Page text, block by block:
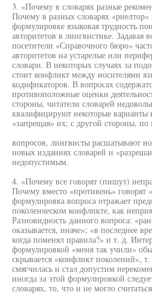
3. «Почему в словарях разные
Почему в разных словарях
формулировке языковая трудность
авторитетов в лингвистике. Задавая
посетители «Справочного бюро»
авторитетов на устарелые или
словари. В некоторых случаях за
стоит конфликт между носителями
кодификаторов. В вопросах
противоположные оценки
стороны, читатели словарей
квалифицируют некоторые
«запрещая» их; с другой стороны,
вопросов, лингвисты расшатывают
новых изданиях словарей и
недопустимым.
4. «Почему все говорят (пишут)
Почему вместо «противень» говорят
формулировка вопроса отражает
поколенческом конфликте, как
Разновидность данного вопроса:
оказывается, иначе»; «в последнее
когда поменял правила?» и т. д.
формулировкой «меня так учили»
скрывается «конфликт поколений»,
смягчилась и стал допустим
иногда за этой формулировкой
словарях, то, что и не могло